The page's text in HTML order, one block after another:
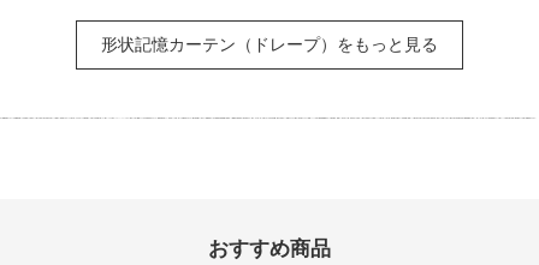
形状記憶カーテン（ドレープ）をもっと見る
おすすめ商品